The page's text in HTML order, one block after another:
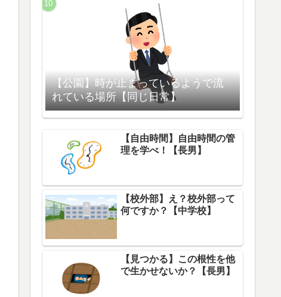
【公園】時が止まっているようで流
れている場所【同じ日常】
【自由時間】自由時間の管
理を学べ！【長男】
【校外部】え？校外部って
何ですか？【中学校】
【見つかる】この根性を他
で生かせないか？【長男】